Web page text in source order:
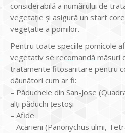
considerabilă a numărului de
vegetaţie şi asigură un start
vegeţatie a pomilor.
Pentru toate speciile pomicole
vegetativ se recomandă măsuri
tratamente fitosanitare pentru
dăunători cum ar fi:
– Păduchele din San-Jose
alţi păduchi ţestoși
– Afide
– Acarieni (Panonychus ulmi,